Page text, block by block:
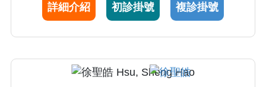
詳細介紹 初診掛號 複診掛號